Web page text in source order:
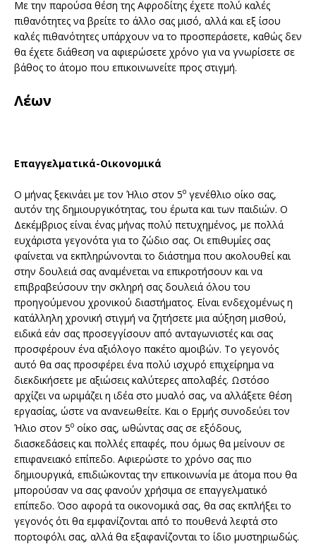
Με την παρούσα θέση της Αφροδίτης έχετε πολύ καλές
πιθανότητες να βρείτε το άλλο σας μισό, αλλά και εξ ίσου
καλές πιθανότητες υπάρχουν να το προσπεράσετε, καθώς δεν
θα έχετε διάθεση να αφιερώσετε χρόνο για να γνωρίσετε σε
βάθος το άτομο που επικοινωνείτε προς στιγμή.
Λέων
Επαγγελματικά-Οικονομικά
Ο μήνας ξεκινάει με τον Ήλιο στον 5ο γενέθλιο οίκο σας,
αυτόν της δημιουργικότητας, του έρωτα και των παιδιών. Ο
Δεκέμβριος είναι ένας μήνας πολύ πετυχημένος, με πολλά
ευχάριστα γεγονότα για το ζώδιο σας. Οι επιθυμίες σας
φαίνεται να εκπληρώνονται το διάστημα που ακολουθεί και
στην δουλειά σας αναμένεται να επικροτήσουν και να
επιβραβεύσουν την σκληρή σας δουλειά όλου του
προηγούμενου χρονικού διαστήματος. Είναι ενδεχομένως η
κατάλληλη χρονική στιγμή να ζητήσετε μια αύξηση μισθού,
ειδικά εάν σας προσεγγίσουν από ανταγωνιστές και σας
προσφέρουν ένα αξιόλογο πακέτο αμοιβών. Το γεγονός
αυτό θα σας προσφέρει ένα πολύ ισχυρό επιχείρημα να
διεκδικήσετε με αξιώσεις καλύτερες απολαβές. Ωστόσο
αρχίζει να ωριμάζει η ιδέα στο μυαλό σας, να αλλάξετε θέση
εργασίας, ώστε να ανανεωθείτε. Και ο Ερμής συνοδεύει τον
Ήλιο στον 5ο οίκο σας, ωθώντας σας σε εξόδους,
διασκεδάσεις και πολλές επαφές, που όμως θα μείνουν σε
επιφανειακό επίπεδο. Αφιερώστε το χρόνο σας πιο
δημιουργικά, επιδιώκοντας την επικοινωνία με άτομα που θα
μπορούσαν να σας φανούν χρήσιμα σε επαγγελματικό
επίπεδο. Όσο αφορά τα οικονομικά σας, θα σας εκπλήξει το
γεγονός ότι θα εμφανίζονται από το πουθενά λεφτά στο
πορτοφόλι σας, αλλά θα εξαφανίζονται το ίδιο μυστηριωδώς.